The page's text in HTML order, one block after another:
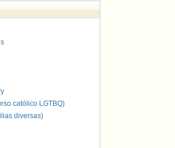
católico LGTBQ)
diversas)